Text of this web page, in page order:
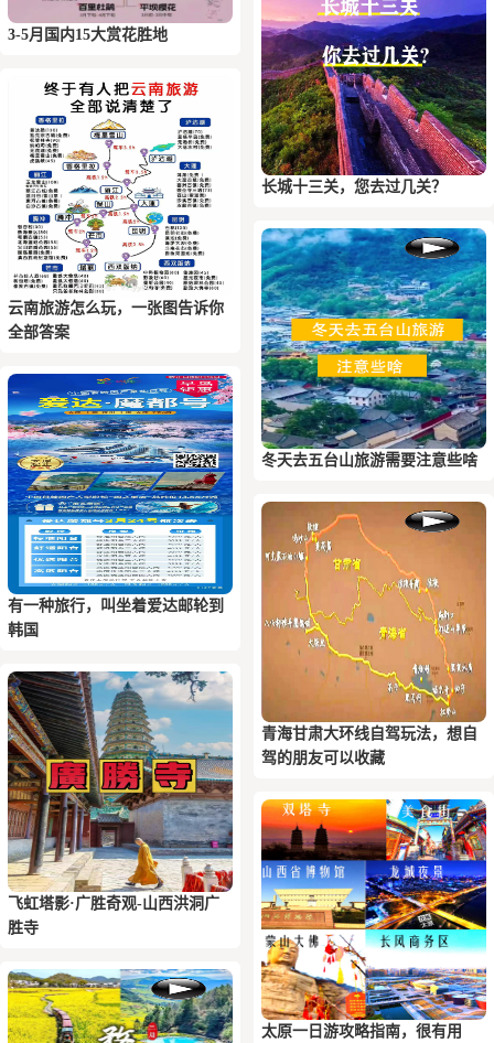
3-5月国内15大赏花胜地
云南旅游怎么玩，一张图告诉你
全部答案
有一种旅行，叫坐着爱达邮轮到
韩国
飞虹塔影·广胜奇观-山西洪洞广
胜寺
长城十三关，您去过几关？
冬天去五台山旅游需要注意些啥
青海甘肃大环线自驾玩法，想自
驾的朋友可以收藏
太原一日游攻略指南，很有用